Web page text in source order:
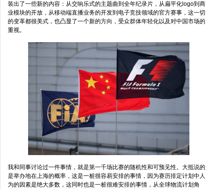
装出了一些新的内容：从交响乐式的主题曲到全年纪录片，从扁平化logo到商
业模块的开放，从移动端直播业务的开发到电子竞技领域的官方赛事，这一切
的变革都很美式，也凸显了一个新的方向，受众群体年轻化以及对中国市场的
重视。
我和同事讨论过一件事情，就是第一千场比赛的随机性和可预见性。大抵说的
是举办地在上海的概率，这是一桩很容易安排的事情，因为赛历排定计划中人
为的因素是绝大多数，这同时也是一桩很难安排的事情，从全球物流计划角